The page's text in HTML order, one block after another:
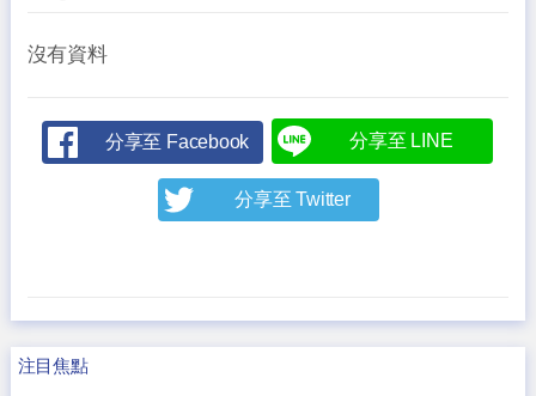
沒有資料
分享至 Facebook 分享至 LINE
分享至 Twitter
注目焦點